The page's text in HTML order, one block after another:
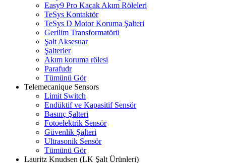
Easy9 Pro Kaçak Akım Röleleri
TeSys Kontaktör
TeSys D Motor Koruma Şalteri
Gerilim Transformatörü
Şalt Aksesuar
Şalterler
Akım koruma rölesi
Parafudr
Tümünü Gör
Telemecanique Sensors
Limit Switch
Endüktif ve Kapasitif Sensör
Basınç Şalteri
Fotoelektrik Sensör
Güvenlik Şalteri
Ultrasonik Sensör
Tümünü Gör
Lauritz Knudsen (LK Şalt Ürünleri)